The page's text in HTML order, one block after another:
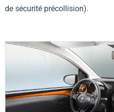
de sécurité précollision).